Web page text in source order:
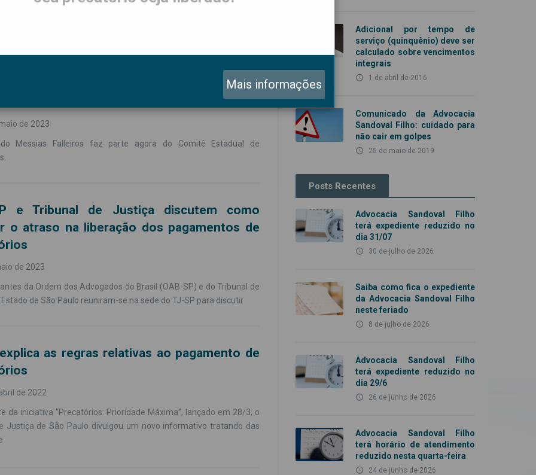
de Justiça de SP nomeia o advogado
Falleiros para o Comitê Estadual de
de 2023
Messias Falleiros faz parte agora do Comitê Estadual de
e Tribunal de Justiça discutem como
o atraso na liberação dos pagamentos de
de 2023
da Ordem dos Advogados do Brasil (OAB-SP) e do Tribunal de
de São Paulo reuniram-se na sede do TJ-SP para discutir
as regras relativas ao pagamento de
de 2022
da iniciativa “Precatórios: Prioridade Máxima”, lançado em 28/3, o
Justiça de São Paulo divulgou um novo informativo tratando das
Adicional por tempo de
serviço (quinquênio) deve ser
calculado sobre vencimentos
integrais
access_time 1 de abril de 2016
Comunicado da Advocacia
Sandoval Filho: cuidado para
não cair em golpes
access_time 25 de maio de 2019
Posts Recentes
Advocacia Sandoval Filho
terá expediente reduzido no
dia 31/07
access_time 30 de julho de 2026
Saiba como fica o expediente
da Advocacia Sandoval Filho
neste feriado
access_time 8 de julho de 2026
Advocacia Sandoval Filho
terá expediente reduzido no
dia 29/6
access_time 26 de junho de 2026
Advocacia Sandoval Filho
terá horário de atendimento
reduzido nesta quarta-feira
access_time 24 de junho de 2026
Mais informações